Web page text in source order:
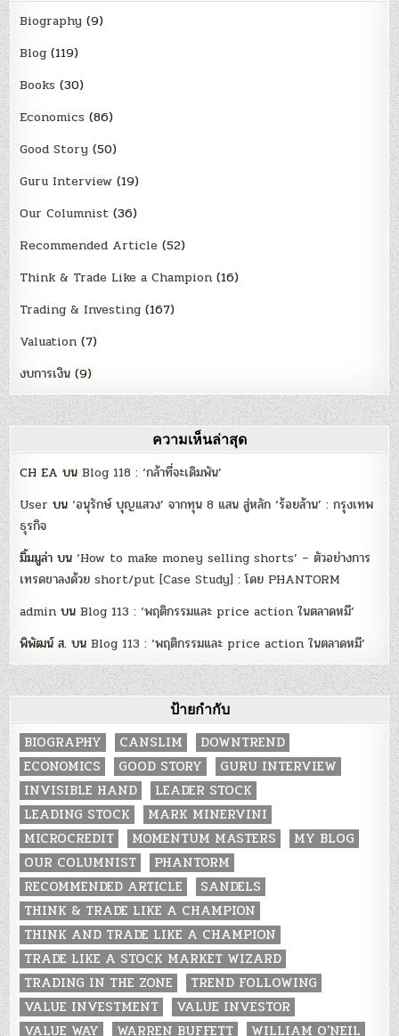
Biography (9)
Blog (119)
Books (30)
Economics (86)
Good Story (50)
Guru Interview (19)
Our Columnist (36)
Recommended Article (52)
Think & Trade Like a Champion (16)
Trading & Investing (167)
Valuation (7)
งบการเงิน (9)
ความเห็นล่าสุด
CH EA บนBlog 118 : ‘กล้าที่จะเดิมพัน’
User บน‘อนุรักษ์ บุญแสวง’ จากทุน 8 แสน สู่หลัก ‘ร้อยล้าน’ : กรุงเทพ
ธุรกิจ
มิ้มมูล่า บน‘How to make money selling shorts’ – ตัวอย่างการ
เทรดขาลงด้วย short/put [Case Study] : โดย PHANTORM
admin บนBlog 113 : ‘พฤติกรรมและ price action ในตลาดหมี’
พิพัฒน์ ส. บนBlog 113 : ‘พฤติกรรมและ price action ในตลาดหมี’
ป้ายกำกับ
BIOGRAPHY CANSLIM
DOWNTREND
ECONOMICS
GOOD STORY
GURU INTERVIEW
INVISIBLE HAND
LEADER STOCK
LEADING STOCK
MARK MINERVINI
MICROCREDIT
MOMENTUM MASTERS
MY BLOG
OUR COLUMNIST
PHANTORM
RECOMMENDED ARTICLE
SANDELS
THINK & TRADE LIKE A CHAMPION
THINK AND TRADE LIKE A CHAMPION
TRADE LIKE A STOCK MARKET WIZARD
TRADING IN THE ZONE
TREND FOLLOWING
VALUE INVESTMENT
VALUE INVESTOR
VALUE WAY
WARREN BUFFETT WILLIAM O'NEIL